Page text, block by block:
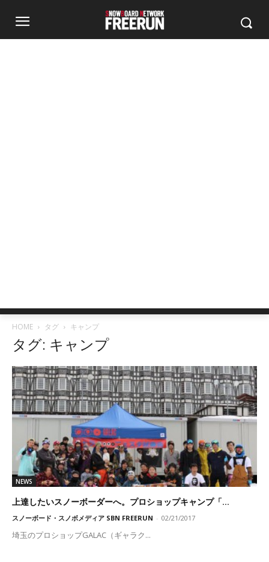
HOME タグ キャンプ
タグ: キャンプ
NEWS
上達したいスノーボーダーへ。プロショップキャンプ「...
スノーボード・スノボメディア SBN FREERUN - 02/21/2017
埼玉のプロショップGALAC（ギャラク...